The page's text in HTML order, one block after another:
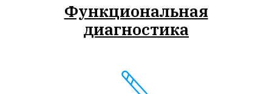
Функциональная
диагностика